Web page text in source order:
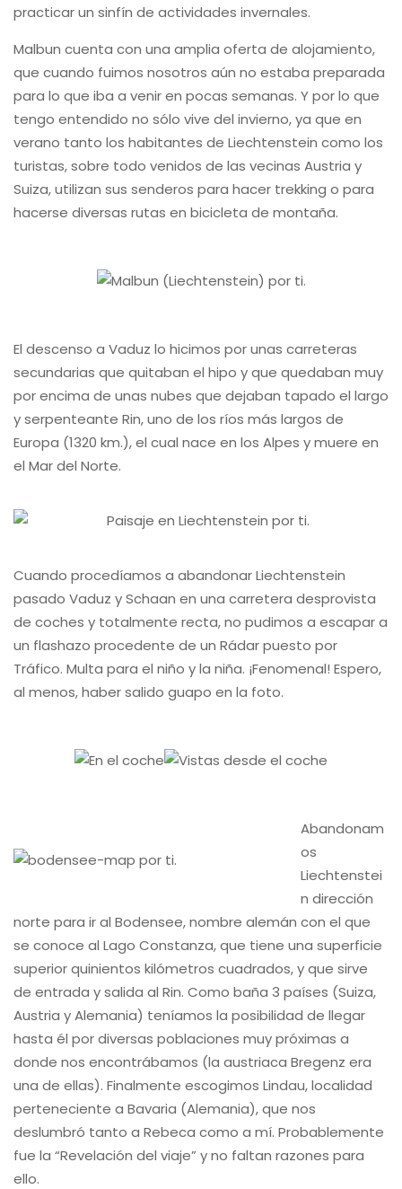
practicar un sinfín de actividades invernales.
Malbun cuenta con una amplia oferta de alojamiento,
que cuando fuimos nosotros aún no estaba preparada
para lo que iba a venir en pocas semanas. Y por lo que
tengo entendido no sólo vive del invierno, ya que en
verano tanto los habitantes de Liechtenstein como los
turistas, sobre todo venidos de las vecinas Austria y
Suiza, utilizan sus senderos para hacer trekking o para
hacerse diversas rutas en bicicleta de montaña.
El descenso a Vaduz lo hicimos por unas carreteras
secundarias que quitaban el hipo y que quedaban muy
por encima de unas nubes que dejaban tapado el largo
y serpenteante Rin, uno de los ríos más largos de
Europa (1320 km.), el cual nace en los Alpes y muere en
el Mar del Norte.
Cuando procedíamos a abandonar Liechtenstein
pasado Vaduz y Schaan en una carretera desprovista
de coches y totalmente recta, no pudimos a escapar a
un flashazo procedente de un Rádar puesto por
Tráfico. Multa para el niño y la niña. ¡Fenomenal! Espero,
al menos, haber salido guapo en la foto.
Abandonam
os
Liechtenstei
n dirección
norte para ir al Bodensee, nombre alemán con el que
se conoce al Lago Constanza, que tiene una superficie
superior quinientos kilómetros cuadrados, y que sirve
de entrada y salida al Rin. Como baña 3 países (Suiza,
Austria y Alemania) teníamos la posibilidad de llegar
hasta él por diversas poblaciones muy próximas a
donde nos encontrábamos (la austriaca Bregenz era
una de ellas). Finalmente escogimos Lindau, localidad
perteneciente a Bavaria (Alemania), que nos
deslumbró tanto a Rebeca como a mí. Probablemente
fue la “Revelación del viaje” y no faltan razones para
ello.